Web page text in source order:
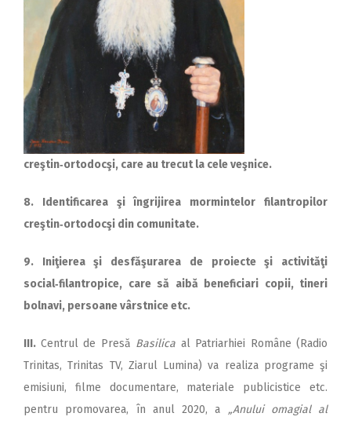
creştin‑ortodocşi, care au trecut la cele veşnice.
8. Identificarea şi îngrijirea mormintelor filantropilor
creştin‑ortodocşi din comunitate.
9. Iniţierea şi desfăşurarea de proiecte şi activităţi
social‑filantropice, care să aibă beneficiari copii, tineri
bolnavi, persoane vârstnice etc.
III. Centrul de Presă Basilica al Patriarhiei Române (Radio
Trinitas, Trinitas TV, Ziarul Lumina) va realiza programe şi
emisiuni, filme documentare, materiale publicistice etc.
pentru promovarea, în anul 2020, a „Anului omagial al